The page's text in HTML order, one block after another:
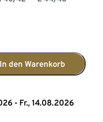
In den Warenkorb
- Fr., 14.08.2026